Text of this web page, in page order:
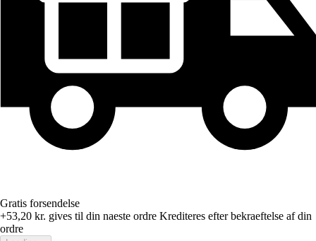
Gratis forsendelse
+53,20 kr. gives til din naeste ordre Krediteres efter bekraeftelse af din
ordre